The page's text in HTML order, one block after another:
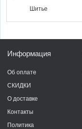
Шитье
Информация
Об оплате
СКИДКИ
О доставке
Контакты
Политика